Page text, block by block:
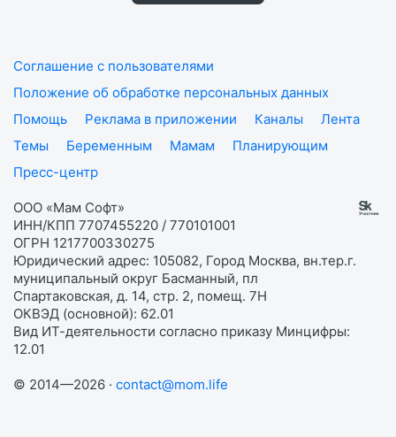
Соглашение с пользователями
Положение об обработке персональных данных
Помощь
Реклама в приложении Каналы
Лента
Темы
Беременным Мамам
Планирующим
Пресс-центр
ООО «Мам Софт»
ИНН/КПП 7707455220 / 770101001
ОГРН 1217700330275
Юридический адрес: 105082, Город Москва, вн.тер.г.
муниципальный округ Басманный, пл
Спартаковская, д. 14, стр. 2, помещ. 7Н
ОКВЭД (основной): 62.01
Вид ИТ-деятельности согласно приказу Минцифры:
12.01
© 2014—2026 · contact@mom.life